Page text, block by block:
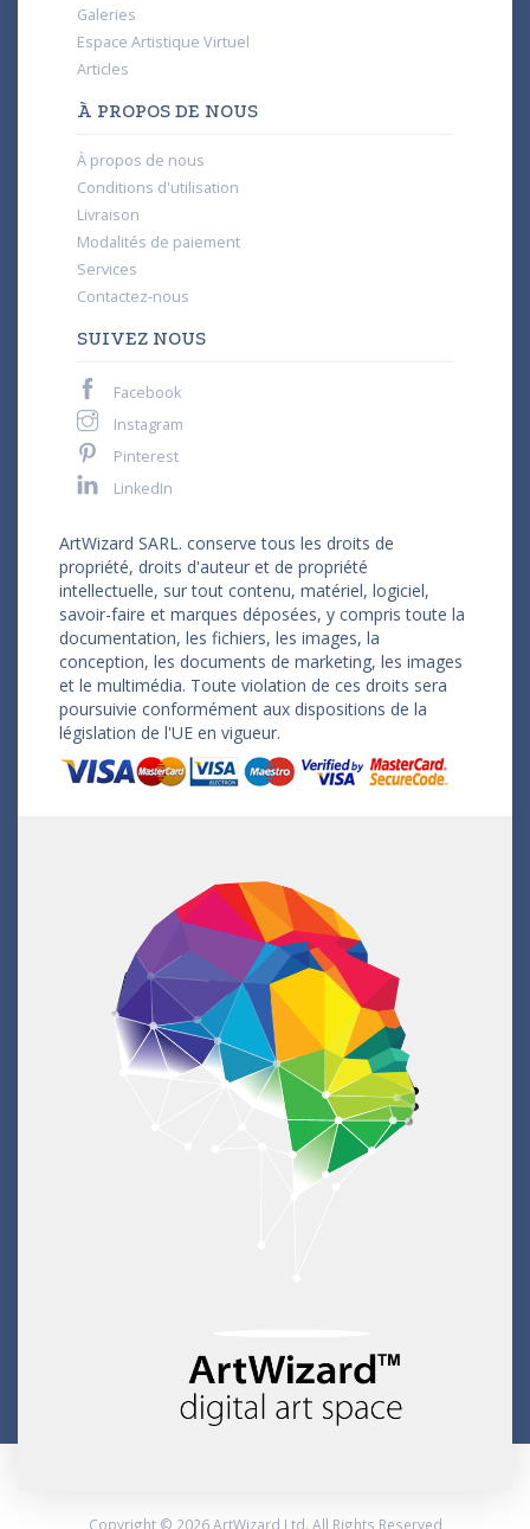
Galeries
Espace Artistique Virtuel
Articles
À PROPOS DE NOUS
À propos de nous
Conditions d'utilisation
Livraison
Modalités de paiement
Services
Contactez-nous
SUIVEZ NOUS
Facebook
Instagram
Pinterest
LinkedIn
ArtWizard SARL. conserve tous les droits de
propriété, droits d'auteur et de propriété
intellectuelle, sur tout contenu, matériel, logiciel,
savoir-faire et marques déposées, y compris toute la
documentation, les fichiers, les images, la
conception, les documents de marketing, les images
et le multimédia. Toute violation de ces droits sera
poursuivie conformément aux dispositions de la
législation de l'UE en vigueur.
Copyright © 2026 ArtWizard Ltd. All Rights Reserved